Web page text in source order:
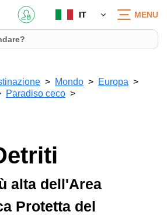
IT MENU
Mondo
Europa
Paradiso ceco
alta dell'Area
Protetta del